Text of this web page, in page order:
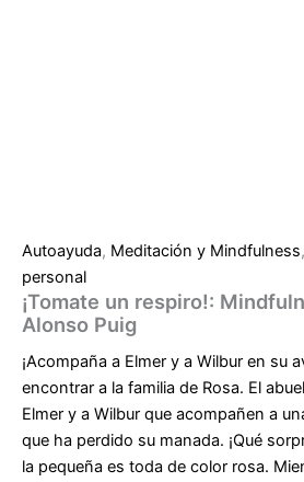
Autoayuda, Meditación y Mindfulness,
personal
¡Tomate un respiro!:
Alonso Puig
¡Acompaña a Elmer y a Wilbur en su
encontrar a la familia de Rosa. El
Elmer y a Wilbur que acompañen a
que ha perdido su manada. ¡Qué
la pequeña es toda de color rosa.